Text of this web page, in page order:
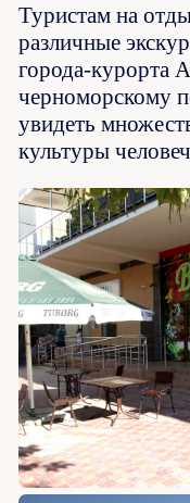
Туристам на
различные
города-курорта
черноморскому
увидеть
культуры